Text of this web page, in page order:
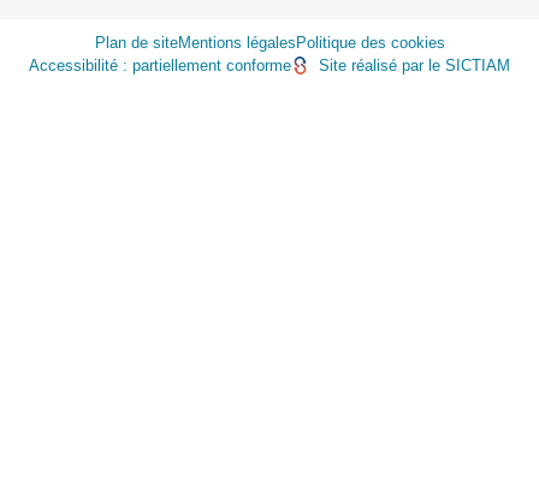
Plan de siteMentions légales Politique des cookies
Accessibilité : partiellement conforme
Site réalisé par le SICTIAM